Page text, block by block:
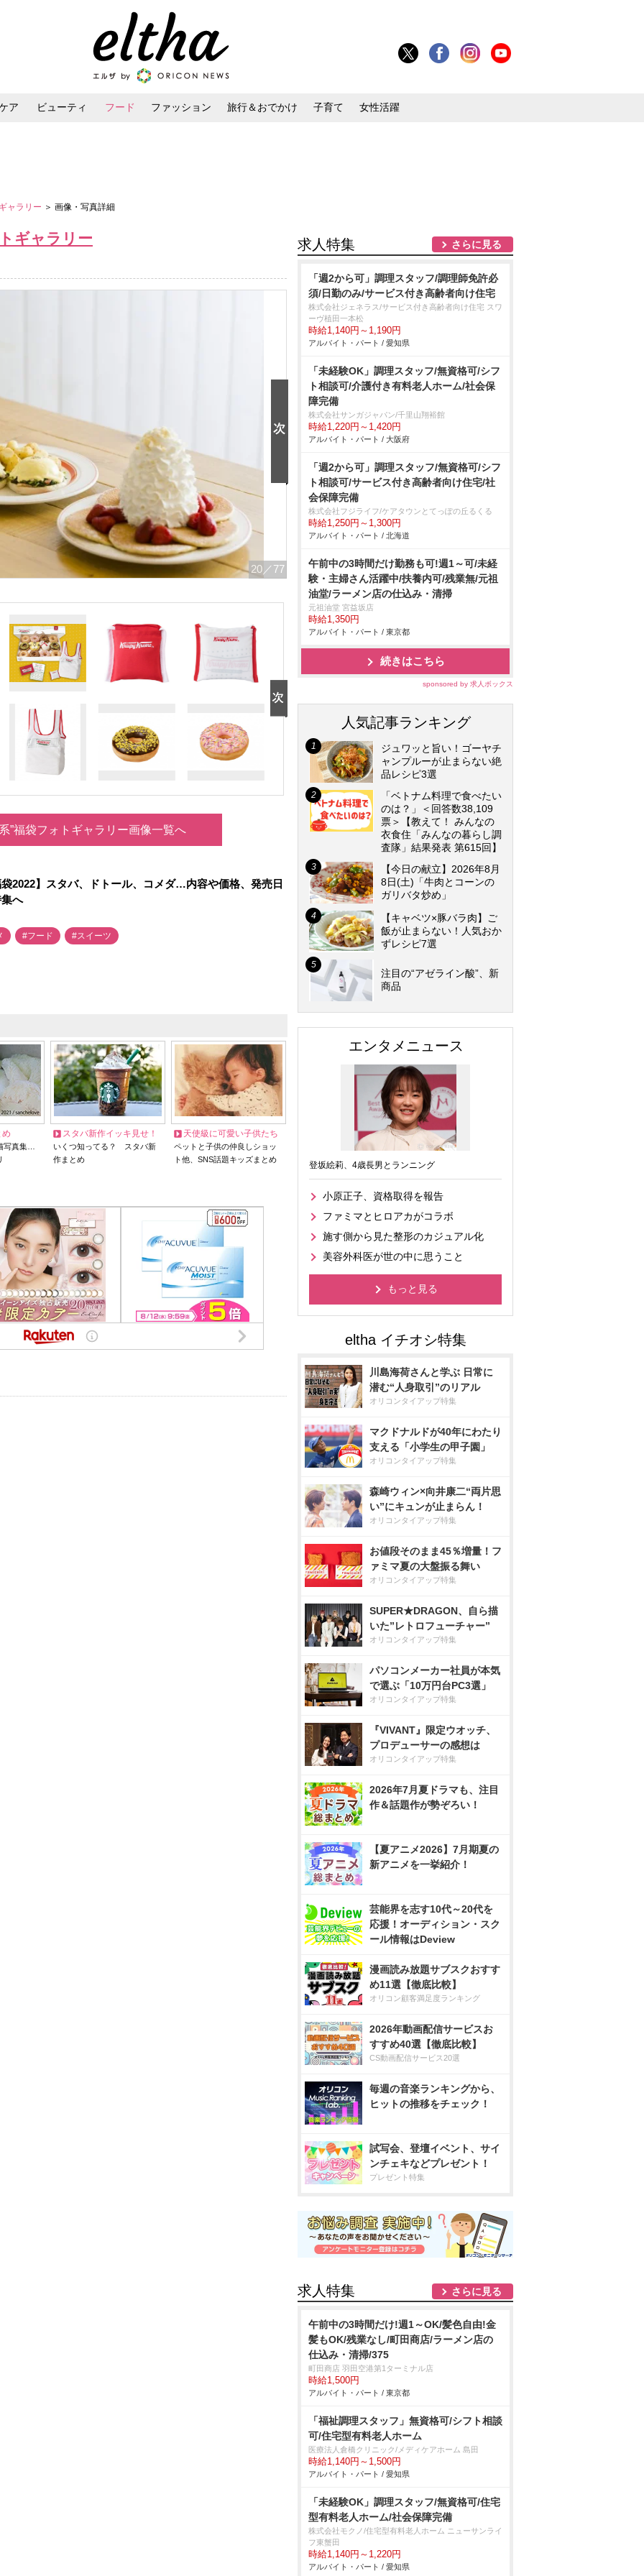
ア ビューティ フード ファッション 旅行＆おでかけ 子育て 女性活躍
ャラリー ＞ 画像・写真詳細
ギャラリー
20 ／77
”福袋フォトギャラリー画像一覧へ
2022】スタバ、ドトール、コメダ…内容や価格、発売日
へ
#フード #スイーツ
め
写真集…
スタバ新作イッキ見せ！
いくつ知ってる？ スタバ新
作まとめ
天使級に可愛い子供たち
ペットと子供の仲良しショッ
ト他、SNS話題キッズまとめ
求人特集 さらに見る
「週2から可」調理スタッフ/調理師免許必
須/日勤のみ/サービス付き高齢者向け住宅
株式会社ジェネラス/サービス付き高齢者向け住宅 スワ
ーヴ植田一本松
時給1,140円～1,190円
アルバイト・パート / 愛知県
「未経験OK」調理スタッフ/無資格可/シフ
ト相談可/介護付き有料老人ホーム/社会保
障完備
株式会社サンガジャパン/千里山翔裕館
時給1,220円～1,420円
アルバイト・パート / 大阪府
「週2から可」調理スタッフ/無資格可/シフ
ト相談可/サービス付き高齢者向け住宅/社
会保障完備
株式会社フジライフ/ケアタウンとてっぽの丘るくる
時給1,250円～1,300円
アルバイト・パート / 北海道
午前中の3時間だけ勤務も可!週1～可/未経
験・主婦さん活躍中/扶養内可/残業無/元祖
油堂/ラーメン店の仕込み・清掃
元祖油堂 宮益坂店
時給1,350円
アルバイト・パート / 東京都
続きはこちら
sponsored by 求人ボックス
人気記事ランキング
ジュワッと旨い！ゴーヤチ
ャンプルーが止まらない絶
品レシピ3選
「ベトナム料理で食べたい
のは？」＜回答数38,109
票＞【教えて！ みんなの
衣食住「みんなの暮らし調
査隊」結果発表 第615回】
【今日の献立】2026年8月
8日(土)「牛肉とコーンの
ガリバタ炒め」
【キャベツ×豚バラ肉】ご
飯が止まらない！人気おか
ずレシピ7選
注目の“アゼライン酸”、新
商品
エンタメニュース
登坂絵莉、4歳長男とランニング
小原正子、資格取得を報告
ファミマとヒロアカがコラボ
施す側から見た整形のカジュアル化
美容外科医が世の中に思うこと
もっと見る
川島海荷さんと学ぶ 日常に
潜む“人身取引”のリアル
オリコンタイアップ特集
マクドナルドが40年にわたり
支える「小学生の甲子園」
オリコンタイアップ特集
森崎ウィン×向井康二“両片思
い”にキュンが止まらん！
オリコンタイアップ特集
お値段そのまま45％増量！フ
ァミマ夏の大盤振る舞い
オリコンタイアップ特集
SUPER★DRAGON、自ら描
いた”レトロフューチャー”
オリコンタイアップ特集
パソコンメーカー社員が本気
で選ぶ「10万円台PC3選」
オリコンタイアップ特集
『VIVANT』限定ウオッチ、
プロデューサーの感想は
オリコンタイアップ特集
2026年7月夏ドラマも、注目
作＆話題作が勢ぞろい！
【夏アニメ2026】7月期夏の
新アニメを一挙紹介！
芸能界を志す10代～20代を
応援！オーディション・スク
ール情報はDeview
漫画読み放題サブスクおすす
め11選【徹底比較】
オリコン顧客満足度ランキング
2026年動画配信サービスお
すすめ40選【徹底比較】
CS動画配信サービス20選
毎週の音楽ランキングから、
ヒットの推移をチェック！
試写会、登壇イベント、サイ
ンチェキなどプレゼント！
プレゼント特集
求人特集 さらに見る
午前中の3時間だけ!週1～OK/髪色自由!金
髪もOK/残業なし/町田商店/ラーメン店の
仕込み・清掃/375
町田商店 羽田空港第1ターミナル店
時給1,500円
アルバイト・パート / 東京都
「福祉調理スタッフ」無資格可/シフト相談
可/住宅型有料老人ホーム
医療法人倉橋クリニック/メディケアホーム 島田
時給1,140円～1,500円
アルバイト・パート / 愛知県
「未経験OK」調理スタッフ/無資格可/住宅
型有料老人ホーム/社会保障完備
株式会社モクノ/住宅型有料老人ホーム ニューサンライ
フ東蟹田
時給1,140円～1,220円
アルバイト・パート / 愛知県